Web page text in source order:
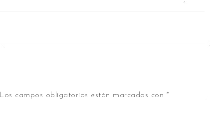
Los campos obligatorios están marcados con *